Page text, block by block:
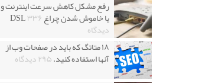
رفع مشکل کاهش سرعت اینترنت و
یا خاموش شدن چراغ DSL۳۳۶
دیدگاه
۱۸ متاتگ که باید در صفحات وب از
آنها استفاده کنید.۲۹۵ دیدگاه